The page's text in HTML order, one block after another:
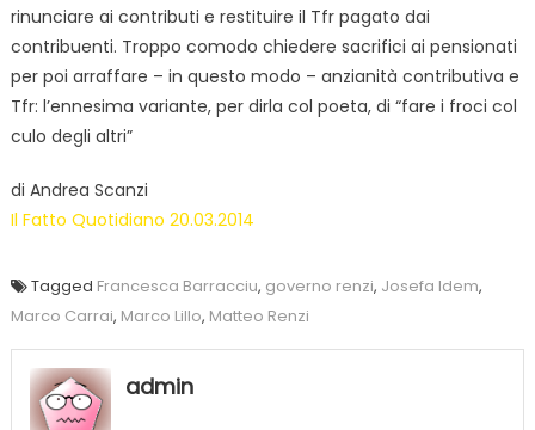
rinunciare ai contributi e restituire il Tfr pagato dai
contribuenti. Troppo comodo chiedere sacrifici ai pensionati
per poi arraffare – in questo modo – anzianità contributiva e
Tfr: l’ennesima variante, per dirla col poeta, di “fare i froci col
culo degli altri”
di Andrea Scanzi
Il Fatto Quotidiano 20.03.2014
Tagged Francesca Barracciu, governo renzi, Josefa Idem,
Marco Carrai, Marco Lillo, Matteo Renzi
admin